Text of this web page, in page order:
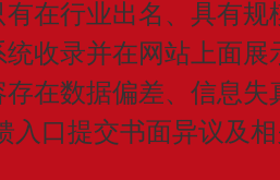
在行业出名、具有
收录并在网站上面
在数据偏差、信息
入口提交书面异议及